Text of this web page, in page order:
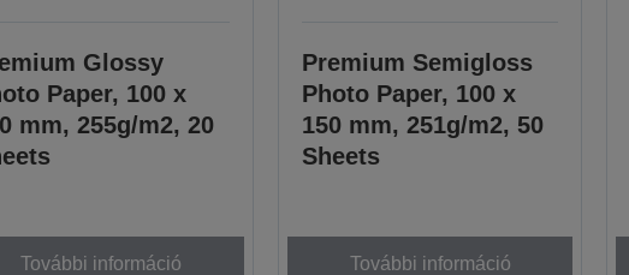
Glossy
Paper, 100 x
mm, 255g/m2, 20
További információ
Premium Semigloss
Photo Paper, 100 x
150 mm, 251g/m2, 50
Sheets
További információ